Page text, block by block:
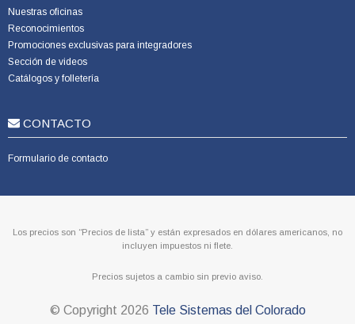
Nuestras oficinas
Reconocimientos
Promociones exclusivas para integradores
Sección de videos
Catálogos y folletería
CONTACTO
Formulario de contacto
Los precios son “Precios de lista” y están expresados en dólares americanos, no
incluyen impuestos ni flete.
Precios sujetos a cambio sin previo aviso.
© Copyright 2026 Tele Sistemas del Colorado